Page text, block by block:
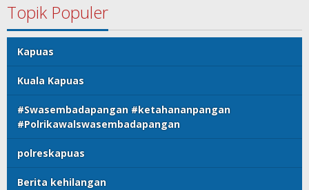
Topik Populer
Kapuas
Kuala Kapuas
#Swasembadapangan #ketahananpangan
#Polrikawalswasembadapangan
polreskapuas
Berita kehilangan